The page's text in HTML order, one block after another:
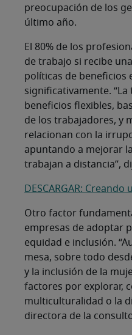
preocupación de los
último año.
El 80% de los
de trabajo si recibe
políticas de beneficios
significativamente.
beneficios flexibles,
de los trabajadores, y
relacionan con la
apuntando a mejorar
trabajan a distancia”,
DESCARGAR:
Otro factor
empresas de adoptar
equidad e inclusión.
mesa, sobre todo
y la inclusión de la
factores por explorar,
multiculturalidad o la
directora de la